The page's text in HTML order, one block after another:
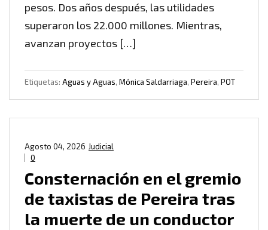
pesos. Dos años después, las utilidades
superaron los 22.000 millones. Mientras,
avanzan proyectos […]
Etiquetas: Aguas y Aguas, Mónica Saldarriaga, Pereira, POT
Judicial
Agosto 04, 2026
0
Consternación en el gremio
de taxistas de Pereira tras
la muerte de un conductor